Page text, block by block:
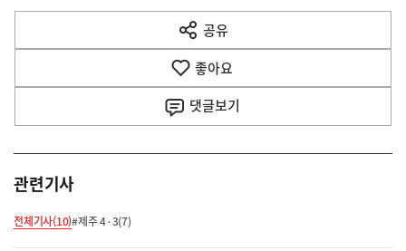
다
음
공유
열
기
좋아요
댓글보기
관련기사
전체기사(10)#제주 4·3(7)